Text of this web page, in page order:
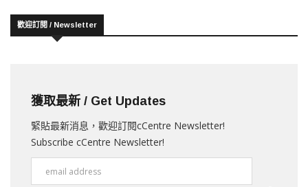
歡迎訂閱 / Newsletter
獲取最新 / Get Updates
緊貼最新消息，歡迎訂閱cCentre Newsletter!
Subscribe cCentre Newsletter!